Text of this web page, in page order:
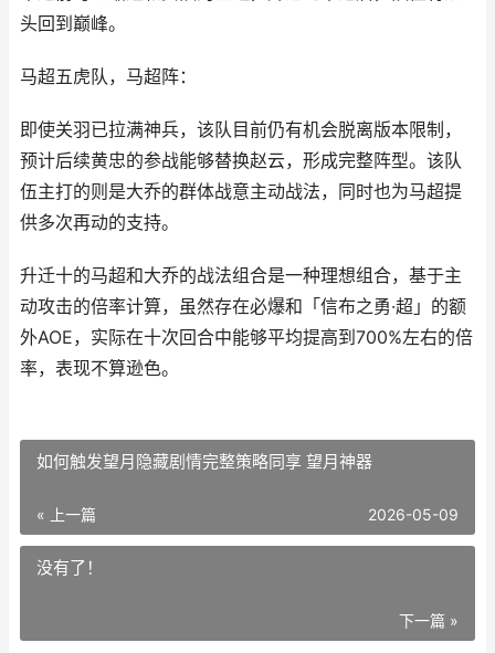
头回到巅峰。
马超五虎队，马超阵：
即使关羽已拉满神兵，该队目前仍有机会脱离版本限制，
预计后续黄忠的参战能够替换赵云，形成完整阵型。该队
伍主打的则是大乔的群体战意主动战法，同时也为马超提
供多次再动的支持。
升迁十的马超和大乔的战法组合是一种理想组合，基于主
动攻击的倍率计算，虽然存在必爆和「信布之勇·超」的额
外AOE，实际在十次回合中能够平均提高到700%左右的倍
率，表现不算逊色。
如何触发望月隐藏剧情完整策略同享 望月神器
« 上一篇 2026-05-09
没有了！
下一篇 »